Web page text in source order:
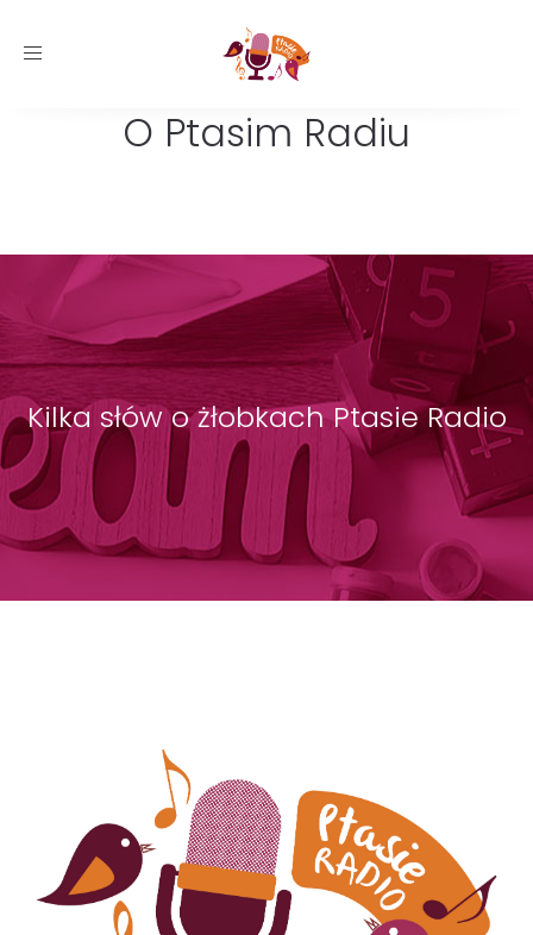
Toggle
O Ptasim Radiu
Kilka słów o żłobkach Ptasie Radio